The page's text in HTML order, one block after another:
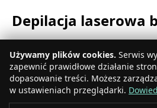
Depilacja laserowa
Katowice
Gdynia
Częstochowa
Radom
Rzeszów
Używamy plików cookies. Serwis
zapewnić prawidłowe działanie
dopasowanie treści. Możesz
w ustawieniach przeglądarki.